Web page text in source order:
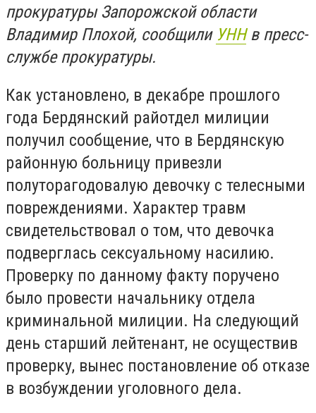
прокуратуры Запорожской области
Владимир Плохой, сообщили УННв пресс-
службе прокуратуры.
Как установлено, в декабре прошлого
года Бердянский райотдел милиции
получил сообщение, что в Бердянскую
районную больницу привезли
полуторагодовалую девочку с телесными
повреждениями. Характер травм
свидетельствовал о том, что девочка
подверглась сексуальному насилию.
Проверку по данному факту поручено
было провести начальнику отдела
криминальной милиции. На следующий
день старший лейтенант, не осуществив
проверку, вынес постановление об отказе
в возбуждении уголовного дела.